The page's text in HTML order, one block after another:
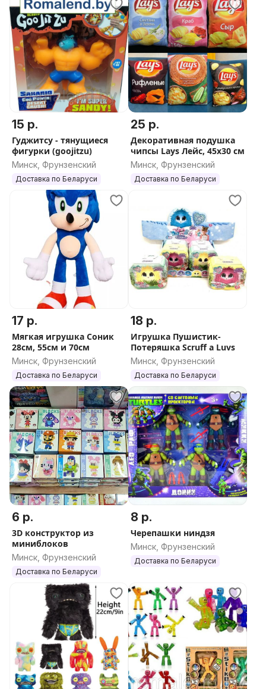
15 р.
Гуджитсу - тянущиеся
фигурки (goojitzu)
Минск, Фрунзенский
Доставка по Беларуси
25 р.
Декоративная подушка
чипсы Lays Лейс, 45х30 см
Минск, Фрунзенский
Доставка по Беларуси
17 р.
Мягкая игрушка Соник
28см, 55см и 70см
Минск, Фрунзенский
Доставка по Беларуси
18 р.
Игрушка Пушистик-
Потеряшка Scruff a Luvs
Минск, Фрунзенский
Доставка по Беларуси
6 р.
3D конструктор из
миниблоков
Минск, Фрунзенский
Доставка по Беларуси
8 р.
Черепашки ниндзя
Минск, Фрунзенский
Доставка по Беларуси